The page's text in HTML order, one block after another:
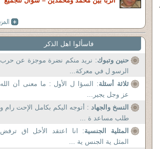
فاسألوا اهل الذكر
حنين وتبوك: نريد منكم نضرة موجزة عن حرب
الرسو ل في معركة...
ثلاثة أسئلة: السؤا ل الأول : ما معنى أن الله
عز وجل يجير...
النسخ والجهاد : أتوجه اليكم بكامل الإحت رام و
طلب مساعد ة ...
المثلية الجنسية: انا اعتقد الأخل اق ترفض
المثل ية الجنس ية ...